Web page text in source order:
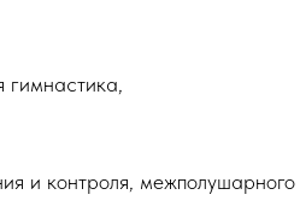
гимнастика,
и контроля, межполушарного